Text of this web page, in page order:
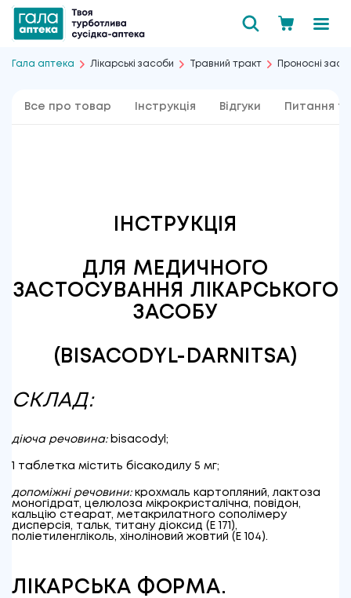
Гала аптека Лікарські засоби Травний тракт Проносні
Все про товар Інструкція Відгуки Питання та
ІНСТРУКЦІЯ
ДЛЯ МЕДИЧНОГО
ЗАСТОСУВАННЯ ЛІКАРСЬКОГО
ЗАСОБУ
(BISACODYL-DARNITSA)
СКЛАД:
діюча речовина: bisacodyl;
1 таблетка містить бісакодилу 5 мг;
допоміжні речовини: крохмаль картопляний, лактоза
моногідрат, целюлоза мікрокристалічна, повідон,
кальцію стеарат, метакрилатного сополімеру
дисперсія, тальк, титану діоксид (Е 171),
поліетиленгліколь, хіноліновий жовтий (Е 104).
ЛІКАРСЬКА ФОРМА.